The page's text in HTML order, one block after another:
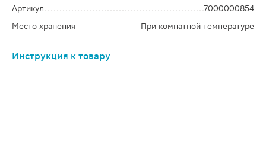
Артикул
7000000854
Место хранения
При комнатной температуре
Инструкция к товару